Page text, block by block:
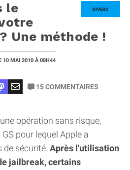
DIVERS
le
Une méthode !
10 MAI 2010 À 08H44
15COMMENTAIRES
opération sans risque,
pour lequel Apple a
de sécurité. Après l'utilisation
jailbreak, certains